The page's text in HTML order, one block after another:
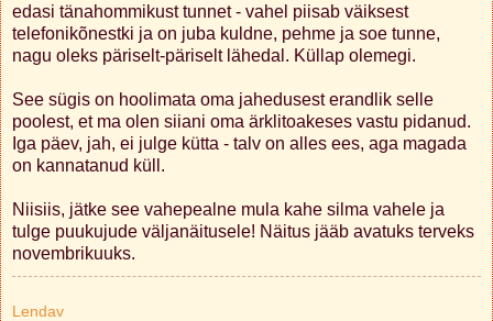
edasi tänahommikust tunnet - vahel piisab väiksest
telefonikõnestki ja on juba kuldne, pehme ja soe tunne,
nagu oleks päriselt-päriselt lähedal. Küllap olemegi.
See sügis on hoolimata oma jahedusest erandlik selle
poolest, et ma olen siiani oma ärklitoakeses vastu pidanud.
Iga päev, jah, ei julge kütta - talv on alles ees, aga magada
on kannatanud küll.
Niisiis, jätke see vahepealne mula kahe silma vahele ja
tulge puukujude väljanäitusele! Näitus jääb avatuks terveks
novembrikuuks.
Lendav